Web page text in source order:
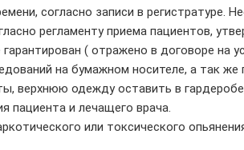
согласно записи в регистратуре.
регламенту приема пациентов,
( отражено в договоре
на бумажном носителе, а так
верхнюю одежду оставить в
пациента и лечащего врача.
или токсического